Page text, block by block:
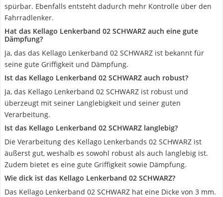
spürbar. Ebenfalls entsteht dadurch mehr Kontrolle über den
Fahrradlenker.
Hat das Kellago Lenkerband ‎02 SCHWARZ auch eine gute
Dämpfung?
Ja, das das Kellago Lenkerband ‎02 SCHWARZ ist bekannt für
seine gute Griffigkeit und Dämpfung.
Ist das Kellago Lenkerband ‎02 SCHWARZ auch robust?
Ja, das Kellago Lenkerband ‎02 SCHWARZ ist robust und
überzeugt mit seiner Langlebigkeit und seiner guten
Verarbeitung.
Ist das Kellago ‎Lenkerband 02 SCHWARZ langlebig?
Die Verarbeitung des Kellago ‎Lenkerbands 02 SCHWARZ ist
äußerst gut, weshalb es sowohl robust als auch langlebig ist.
Zudem bietet es eine gute Griffigkeit sowie Dämpfung.
Wie dick ist das Kellago Lenkerband ‎02 SCHWARZ?
Das Kellago Lenkerband ‎02 SCHWARZ hat eine Dicke von 3 mm.